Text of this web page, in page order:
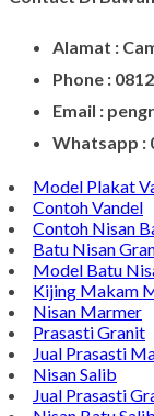
Alamat :
Phone :
Email :
Whatsapp :
Model Plakat
Contoh Vandel
Contoh Nisan
Batu Nisan
Model Batu
Kijing Makam
Nisan Marmer
Prasasti Granit
Jual Prasasti
Nisan Salib
Jual Prasasti